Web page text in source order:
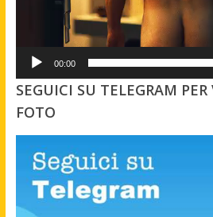
00:00
SEGUICI SU TELEGRAM PER
FOTO